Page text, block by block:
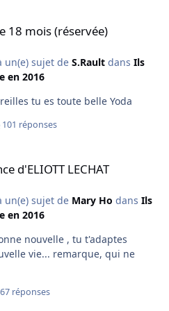
18 mois (réservée)
sujet de S.Raultdans Ils
en 2016
J'adore les grandes noreilles tu es toute belle Yoda
101 réponses
d'ELIOTT LECHAT
sujet de Mary Ho dans Ils
en 2016
nouvelle , tu t'adaptes
vie... remarque, qui ne
réponses